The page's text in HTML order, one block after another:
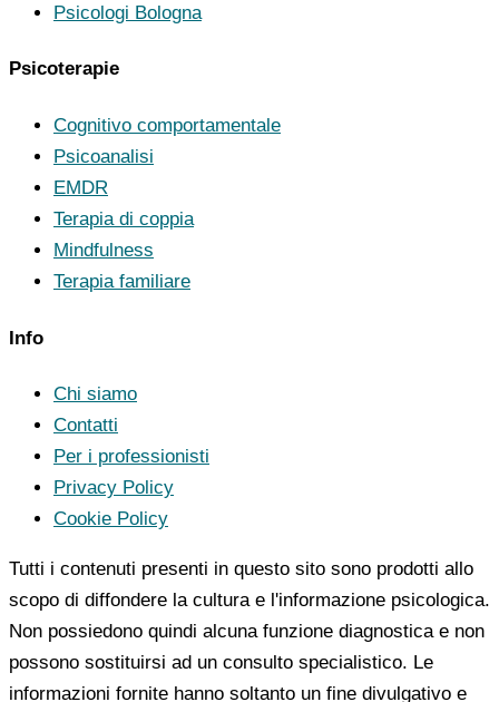
Psicologi Bologna
Psicoterapie
Cognitivo comportamentale
Psicoanalisi
EMDR
Terapia di coppia
Mindfulness
Terapia familiare
Info
Chi siamo
Contatti
Per i professionisti
Privacy Policy
Cookie Policy
Tutti i contenuti presenti in questo sito sono prodotti allo
scopo di diffondere la cultura e l'informazione psicologica.
Non possiedono quindi alcuna funzione diagnostica e non
possono sostituirsi ad un consulto specialistico. Le
informazioni fornite hanno soltanto un fine divulgativo e